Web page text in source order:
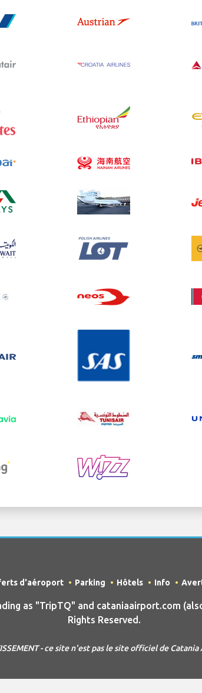
d'aéroport Parking Hôtels Info
as "TripTQ" and cataniaairport.com
Rights Reserved.
- ce site n'est pas le site officiel de